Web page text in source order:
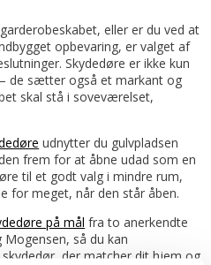
eller er du ved at
opbevaring, er valget af
Skydedøre er ikke kun
de sætter også et markant og
skal stå i soveværelset,
udnytter du gulvpladsen
frem for at åbne udad som en
til et godt valg i mindre rum,
for meget, når den står åben.
på mål fra to anerkendte
Mogensen, så du kan
der matcher dit hjem og